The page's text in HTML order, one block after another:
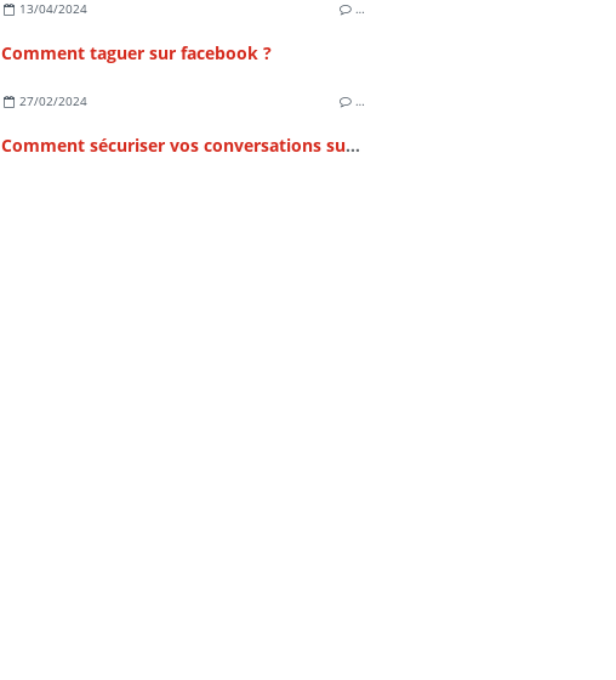
13/04/2024 …
Comment taguer sur facebook ?
27/02/2024 …
Comment sécuriser vos conversations sur Messenger